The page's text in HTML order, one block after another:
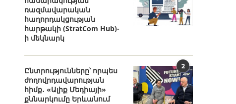
ռազմավարական
հաղորդակցության
հարթակի (StratCom Hub)-
ի մեկնարկ
2
Ընտրությունները՝ որպես
ժողովրդավարության
հիմք․ «Ալիք Մեդիայի»
քննարկումը Երևանում